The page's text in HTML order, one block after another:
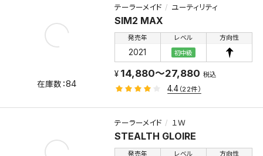
テーラーメイド ユーティリティ
SIM2 MAX
発売年
2021
レベル
初中級
方向性
84
14,880～27,880 税込
4.4 （22件）
テーラーメイド １Ｗ
STEALTH GLOIRE
発売年 レベル 方向性